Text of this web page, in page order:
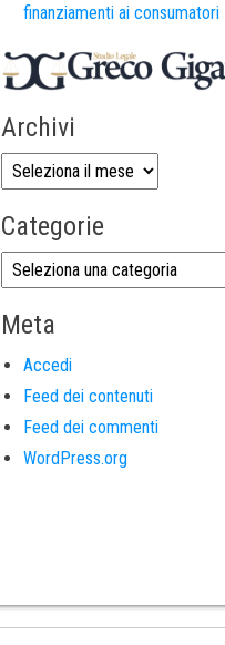
finanziamenti ai consumatori
Archivi
Categorie
Meta
Accedi
Feed dei contenuti
Feed dei commenti
WordPress.org